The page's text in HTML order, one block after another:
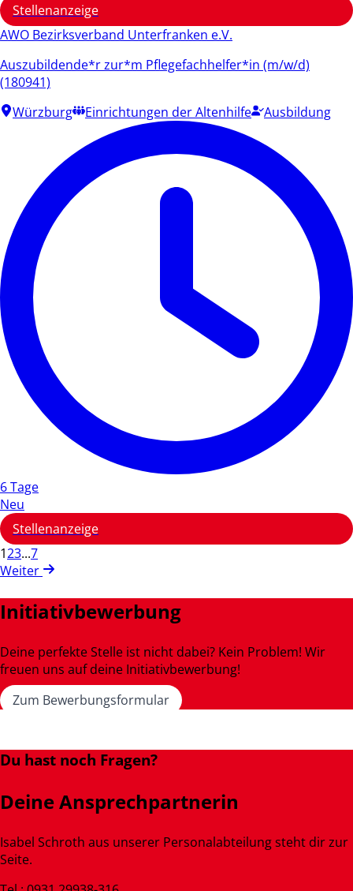
Stellenanzeige
AWO Bezirksverband Unterfranken e.V.
Auszubildende*r zur*m Pflegefachhelfer*in (m/w/d)
(180941)
Würzburg
Einrichtungen der Altenhilfe Ausbildung
6 Tage
Neu
Stellenanzeige
123...7
Weiter
Initiativbewerbung
Deine perfekte Stelle ist nicht dabei? Kein Problem! Wir
freuen uns auf deine Initiativbewerbung!
Zum Bewerbungsformular
Du hast noch Fragen?
Deine Ansprechpartnerin
Isabel Schroth aus unserer Personalabteilung steht dir zur
Seite.